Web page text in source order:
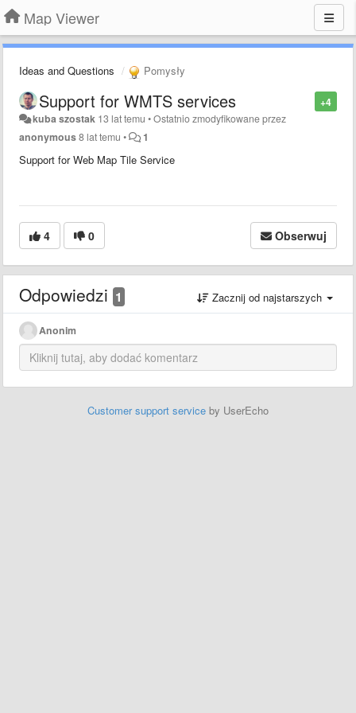
Map Viewer
Ideas and Questions Pomysły
+4
Support for WMTS services
kuba szostak 13 lat temu •Ostatnio zmodyfikowane przez
anonymous8 lat temu • 1
Support for Web Map Tile Service
4 0 Obserwuj
Odpowiedzi 1 Zacznij od najstarszych
Anonim
Customer support service by UserEcho